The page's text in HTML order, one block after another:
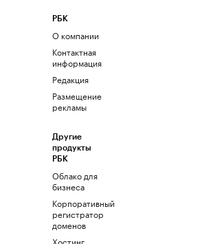
РБК
О компании
Контактная
информация
Редакция
Размещение
рекламы
Другие
продукты
РБК
Облако для
бизнеса
Корпоративный
регистратор
доменов
Хостинг